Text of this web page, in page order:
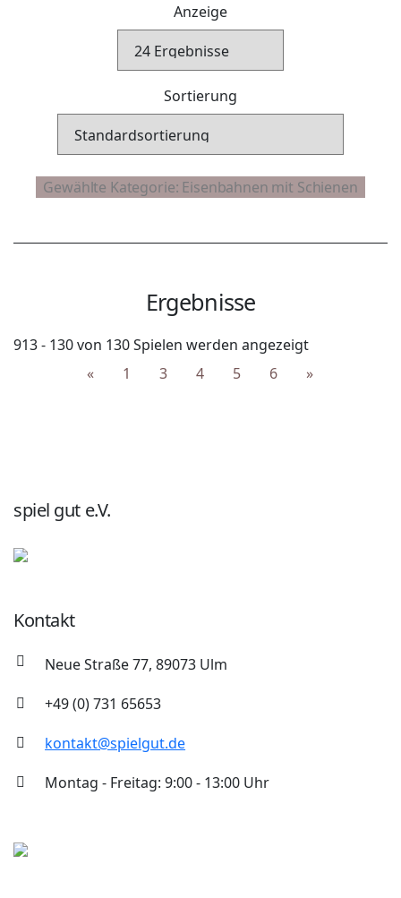
Anzeige
Sortierung
Ergebnisse
913 - 130 von 130 Spielen werden angezeigt
«
1 3 4 5 6 »
spiel gut e.V.
Kontakt
Neue Straße 77, 89073 Ulm
+49 (0) 731 65653
kontakt@spielgut.de
Montag - Freitag: 9:00 - 13:00 Uhr